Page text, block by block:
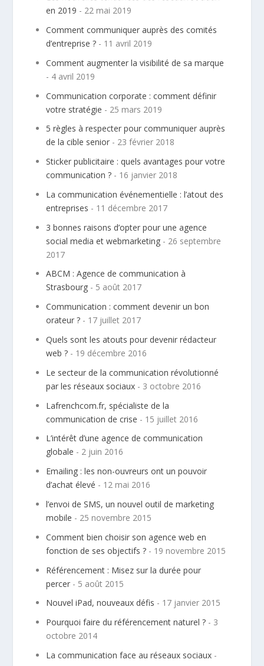
en 2019 - 22 mai 2019
Comment communiquer auprès des comités
d’entreprise ? - 11 avril 2019
Comment augmenter la visibilité de sa marque
- 4 avril 2019
Communication corporate : comment définir
votre stratégie - 25 mars 2019
5 règles à respecter pour communiquer auprès
de la cible senior - 23 février 2018
Sticker publicitaire : quels avantages pour votre
communication ? - 16 janvier 2018
La communication événementielle : l’atout des
entreprises - 11 décembre 2017
3 bonnes raisons d’opter pour une agence
social media et webmarketing - 26 septembre
2017
ABCM : Agence de communication à
Strasbourg - 5 août 2017
Communication : comment devenir un bon
orateur ? - 17 juillet 2017
Quels sont les atouts pour devenir rédacteur
web ? - 19 décembre 2016
Le secteur de la communication révolutionné
par les réseaux sociaux - 3 octobre 2016
Lafrenchcom.fr, spécialiste de la
communication de crise - 15 juillet 2016
L’intérêt d’une agence de communication
globale - 2 juin 2016
Emailing : les non-ouvreurs ont un pouvoir
d’achat élevé - 12 mai 2016
l’envoi de SMS, un nouvel outil de marketing
mobile - 25 novembre 2015
Comment bien choisir son agence web en
fonction de ses objectifs ? - 19 novembre 2015
Référencement : Misez sur la durée pour
percer - 5 août 2015
Nouvel iPad, nouveaux défis - 17 janvier 2015
Pourquoi faire du référencement naturel ? - 3
octobre 2014
La communication face au réseaux sociaux -